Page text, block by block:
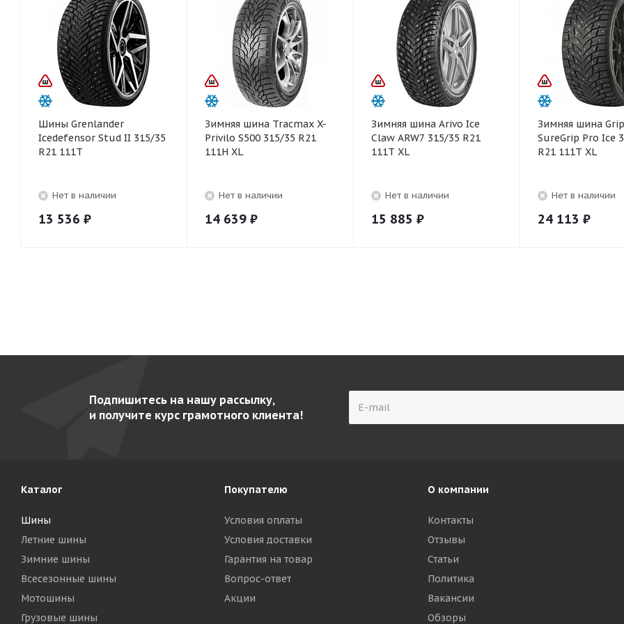
Шины Grenlander
Icedefensor Stud II 315/35
R21 111T
Нет в наличии
13 536 ₽
Зимняя шина Tracmax X-
Privilo S500 315/35 R21
111H XL
Нет в наличии
14 639 ₽
Зимняя шина Arivo Ice
Claw ARW7 315/35 R21
111T XL
Нет в наличии
15 885 ₽
Зимняя шина
SureGrip Pro Ice
R21 111T XL
Нет в наличии
24 113 ₽
Подпишитесь на нашу рассылку,
и получите курс грамотного клиента!
Каталог
Шины
Летние шины
Зимние шины
Всесезонные шины
Мотошины
Грузовые шины
Покупателю
Условия оплаты
Условия доставки
Гарантия на товар
Вопрос-ответ
Акции
О компании
Контакты
Отзывы
Статьи
Политика
Вакансии
Обзоры